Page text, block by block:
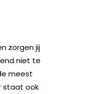
zorgen jij
niet te
meest
staat ook